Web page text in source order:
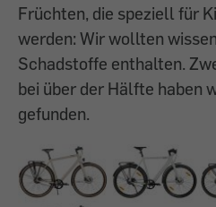
Früchten, die speziell für
werden: Wir wollten
Schadstoffe enthalten.
bei über der Hälfte haben
gefunden.